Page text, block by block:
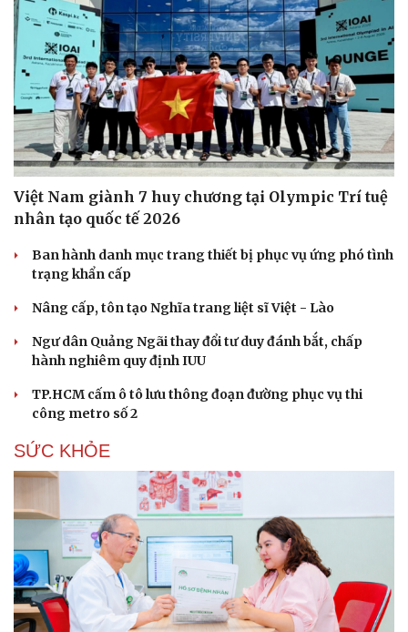
Việt Nam giành 7 huy chương tại Olympic Trí tuệ
nhân tạo quốc tế 2026
Ban hành danh mục trang thiết bị phục vụ ứng phó tình
trạng khẩn cấp
Nâng cấp, tôn tạo Nghĩa trang liệt sĩ Việt - Lào
Ngư dân Quảng Ngãi thay đổi tư duy đánh bắt, chấp
hành nghiêm quy định IUU
TP.HCM cấm ô tô lưu thông đoạn đường phục vụ thi
công metro số 2
SỨC KHỎE